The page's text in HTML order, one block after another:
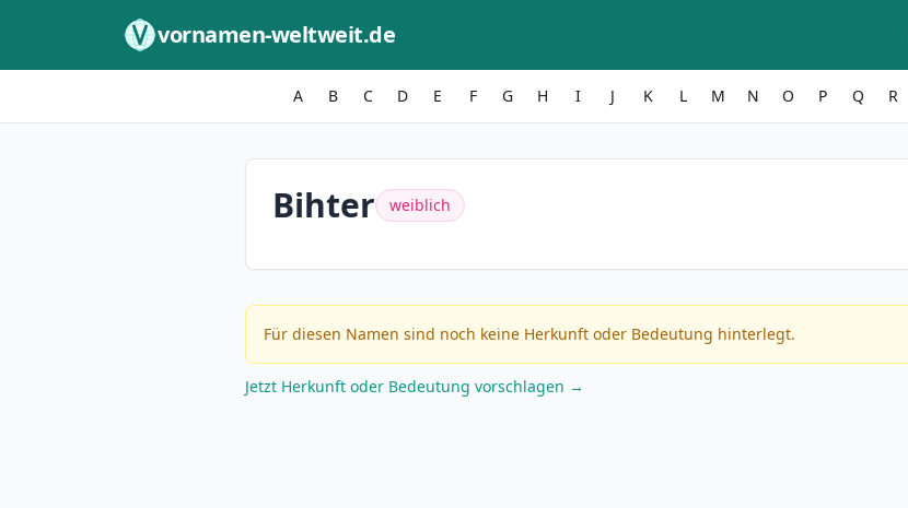
vornamen-weltweit.de
A B C D E F G H I J K L M N O P Q R
Bihter weiblich
Für diesen Namen sind noch keine Herkunft oder Bedeutung hinterlegt.
Jetzt Herkunft oder Bedeutung vorschlagen →